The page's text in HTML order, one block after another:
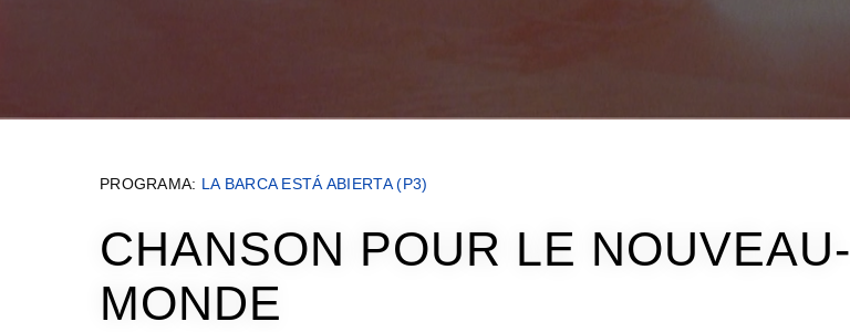
PROGRAMA: LA BARCA ESTÁ ABIERTA (P3)
CHANSON POUR LE NOUVEAU-
MONDE